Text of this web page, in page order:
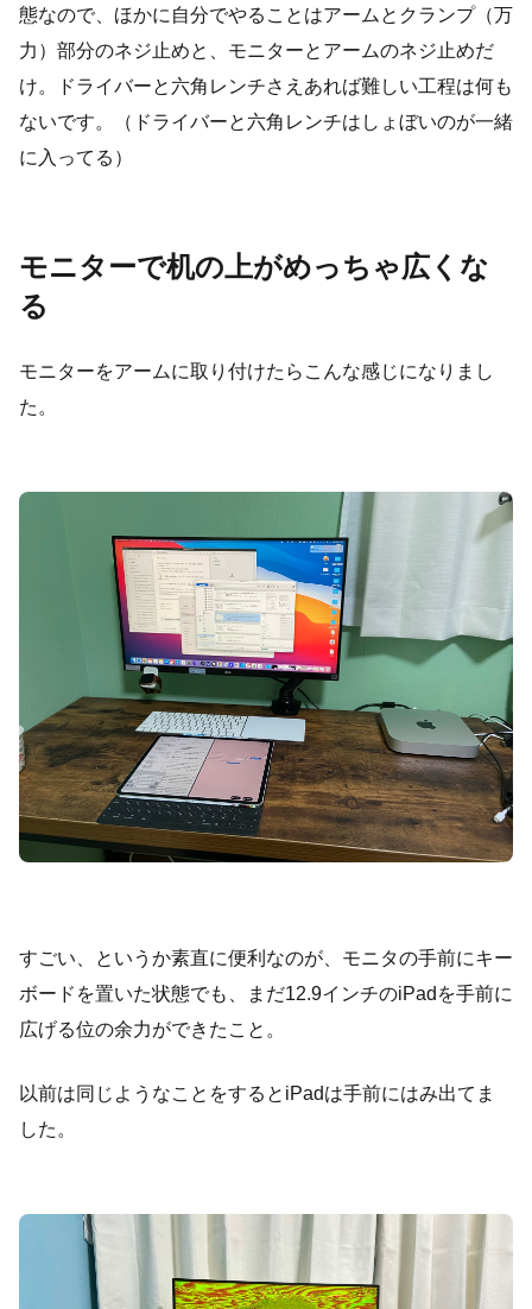
態なので、ほかに自分でやることはアームとクランプ（万
力）部分のネジ止めと、モニターとアームのネジ止めだ
け。ドライバーと六角レンチさえあれば難しい工程は何も
ないです。（ドライバーと六角レンチはしょぼいのが一緒
に入ってる）
モニターで机の上がめっちゃ広くな
る
モニターをアームに取り付けたらこんな感じになりまし
た。
すごい、というか素直に便利なのが、モニタの手前にキー
ボードを置いた状態でも、まだ12.9インチのiPadを手前に
広げる位の余力ができたこと。
以前は同じようなことをするとiPadは手前にはみ出てま
した。